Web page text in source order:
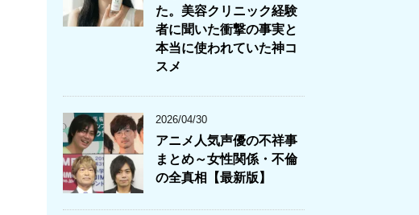
た。美容クリニック経験
者に聞いた衝撃の事実と
本当に使われていた神コ
スメ
2026/04/30
アニメ人気声優の不祥事
まとめ～女性関係・不倫
の全真相【最新版】